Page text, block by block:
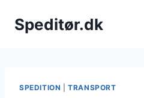
Speditør.dk
SPEDITION |TRANSPORT